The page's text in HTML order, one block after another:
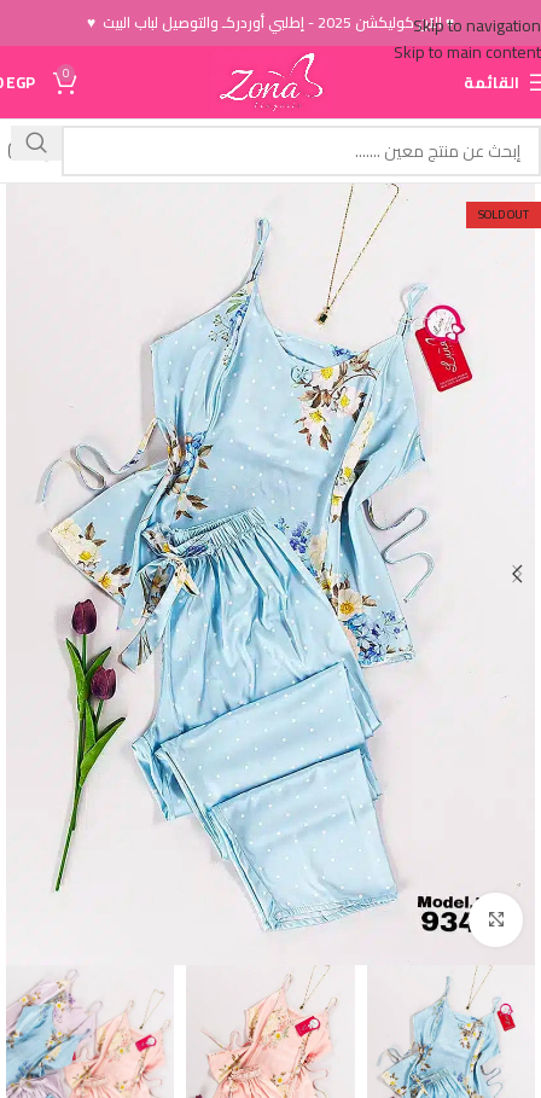
Skip to navigation
Skip to main content
♥ الاَن كوليكشن 2025 - إطلبي أوردركـ والتوصيل لباب البيت ♥
القائمة 0
EGP
SOLD OUT
Click to enlarge